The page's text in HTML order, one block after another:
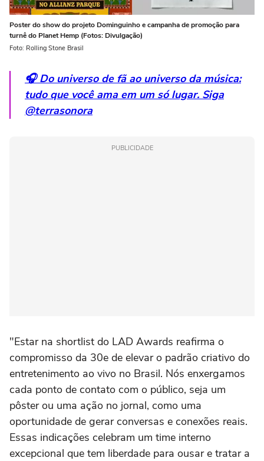
Poster do show do projeto Dominguinho e campanha de promoção para
turnê do Planet Hemp (Fotos: Divulgação)
Foto: Rolling Stone Brasil
🎧 Do universo de fã ao universo da música:
tudo que você ama em um só lugar. Siga
@terrasonora
PUBLICIDADE
"Estar na shortlist do LAD Awards reafirma o
compromisso da 30e de elevar o padrão criativo do
entretenimento ao vivo no Brasil. Nós enxergamos
cada ponto de contato com o público, seja um
pôster ou uma ação no jornal, como uma
oportunidade de gerar conversas e conexões reais.
Essas indicações celebram um time interno
excepcional que tem liberdade para ousar e tratar a